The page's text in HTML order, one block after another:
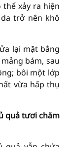
xảy ra hiện
trở nên khô
lại mặt bằng
bám, sau
bôi một lớp
vừa hấp thụ
quả tươi chăm